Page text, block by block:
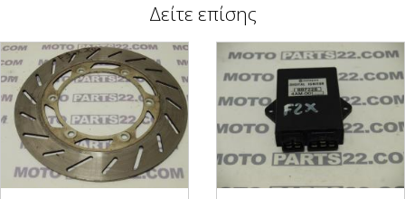
Δείτε επίσης